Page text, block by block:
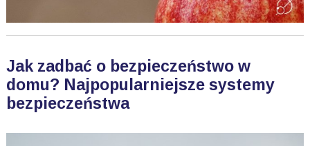
Jak zadbać o bezpieczeństwo w
domu? Najpopularniejsze systemy
bezpieczeństwa